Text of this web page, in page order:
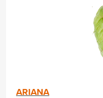
ARIANA